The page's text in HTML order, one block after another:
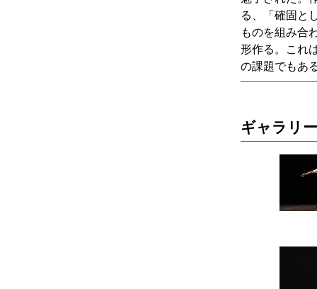
る、「確固と
ものを組み合
形作る。これ
の課題でもあ
ギャラリー